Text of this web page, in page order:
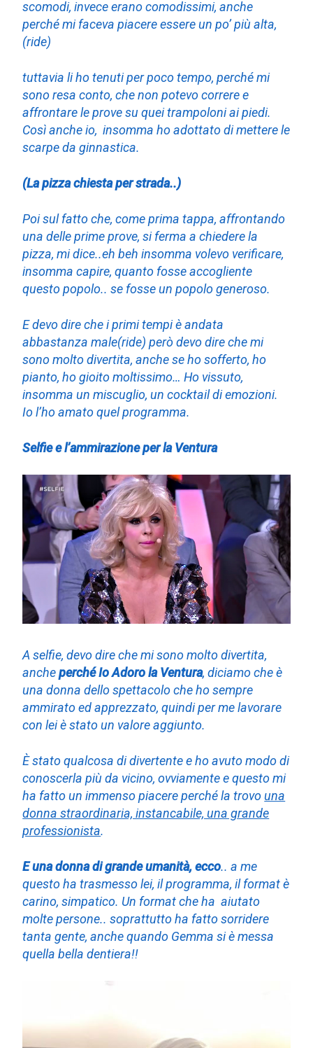
scomodi, invece erano comodissimi, anche
perché mi faceva piacere essere un po’ più alta,
(ride)
tuttavia li ho tenuti per poco tempo, perché mi
sono resa conto, che non potevo correre e
affrontare le prove su quei trampoloni ai piedi.
Così anche io, insomma ho adottato di mettere le
scarpe da ginnastica.
(La pizza chiesta per strada..)
Poi sul fatto che, come prima tappa, affrontando
una delle prime prove, si ferma a chiedere la
pizza, mi dice..eh beh insomma volevo verificare,
insomma capire, quanto fosse accogliente
questo popolo.. se fosse un popolo generoso.
E devo dire che i primi tempi è andata
abbastanza male(ride) però devo dire che mi
sono molto divertita, anche se ho sofferto, ho
pianto, ho gioito moltissimo… Ho vissuto,
insomma un miscuglio, un cocktail di emozioni.
Io l’ho amato quel programma.
Selfie e l’ammirazione per la Ventura
A selfie, devo dire che mi sono molto divertita,
ancheperché Io Adoro la Ventura, diciamo che è
una donna dello spettacolo che ho sempre
ammirato ed apprezzato, quindi per me lavorare
con lei è stato un valore aggiunto.
È stato qualcosa di divertente e ho avuto modo di
conoscerla più da vicino, ovviamente e questo mi
ha fatto un immenso piacere perché la trovouna
donna straordinaria, instancabile, una grande
professionista.
E una donna di grande umanità, ecco.. a me
questo ha trasmesso lei, il programma, il format è
carino, simpatico. Un format che ha aiutato
molte persone.. soprattutto ha fatto sorridere
tanta gente, anche quando Gemma si è messa
quella bella dentiera!!